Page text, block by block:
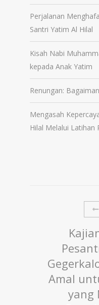
Perjalanan
Santri Yatim Al Hilal
Kisah Nabi
kepada Anak Yatim
Renungan:
Mengasah
Hilal Melalui Latihan
Amal
yang